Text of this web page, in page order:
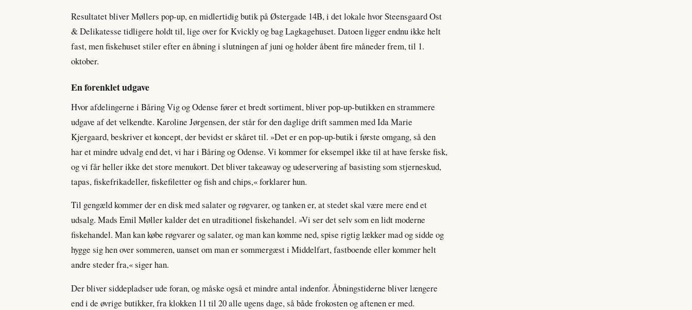
Resultatet bliver Møllers pop-up, en midlertidig butik på Østergade 14B, i det lokale hvor Steensgaard Ost
& Delikatesse tidligere holdt til, lige over for Kvickly og bag Lagkagehuset. Datoen ligger endnu ikke helt
fast, men fiskehuset stiler efter en åbning i slutningen af juni og holder åbent fire måneder frem, til 1.
oktober.
En forenklet udgave
Hvor afdelingerne i Båring Vig og Odense fører et bredt sortiment, bliver pop-up-butikken en strammere
udgave af det velkendte. Karoline Jørgensen, der står for den daglige drift sammen med Ida Marie
Kjergaard, beskriver et koncept, der bevidst er skåret til. »Det er en pop-up-butik i første omgang, så den
har et mindre udvalg end det, vi har i Båring og Odense. Vi kommer for eksempel ikke til at have ferske fisk,
og vi får heller ikke det store menukort. Det bliver takeaway og udeservering af basisting som stjerneskud,
tapas, fiskefrikadeller, fiskefiletter og fish and chips,« forklarer hun.
Til gengæld kommer der en disk med salater og røgvarer, og tanken er, at stedet skal være mere end et
udsalg. Mads Emil Møller kalder det en utraditionel fiskehandel. »Vi ser det selv som en lidt moderne
fiskehandel. Man kan købe røgvarer og salater, og man kan komme ned, spise rigtig lækker mad og sidde og
hygge sig hen over sommeren, uanset om man er sommergæst i Middelfart, fastboende eller kommer helt
andre steder fra,« siger han.
Der bliver siddepladser ude foran, og måske også et mindre antal indenfor. Åbningstiderne bliver længere
end i de øvrige butikker, fra klokken 11 til 20 alle ugens dage, så både frokosten og aftenen er med.